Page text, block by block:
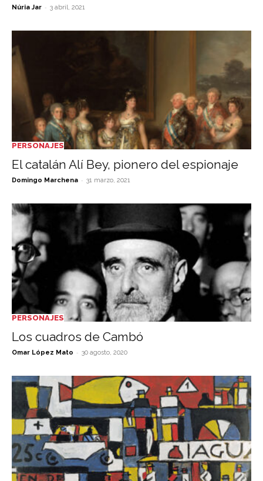
Núria Jar - 3 abril, 2021
PERSONAJES
El catalán Alí Bey, pionero del espionaje
Domingo Marchena - 31 marzo, 2021
PERSONAJES
Los cuadros de Cambó
Omar López Mato - 30 agosto, 2020